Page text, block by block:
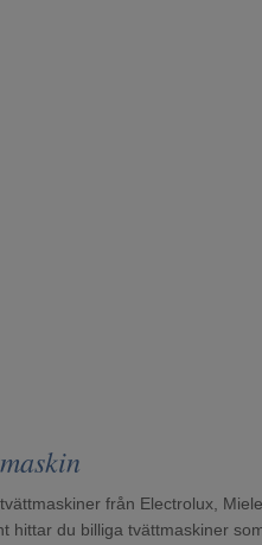
från Electrolux,
hittar du billiga tvättmaskiner